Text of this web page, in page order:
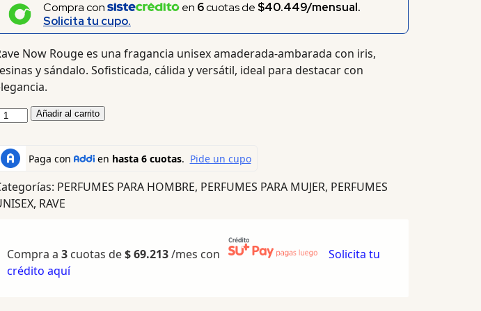
Compra con en 6cuotas de $40.449/mensual.
Solicita tu cupo.
Now Rouge es una fragancia unisex amaderada-ambarada con iris,
y sándalo. Sofisticada, cálida y versátil, ideal para destacar con
Añadir al carrito
PERFUMES PARA HOMBRE, PERFUMES PARA MUJER, PERFUMES
, RAVE
Compra a 3cuotas de$69.213/mes con
Solicita tu
crédito aquí